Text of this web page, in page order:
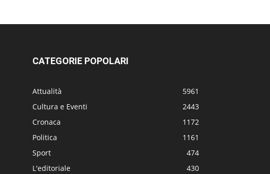
CATEGORIE POPOLARI
Attualità
5961
Cultura e Eventi
2443
Cronaca
1172
Politica
1161
Sport
474
L'editoriale
430